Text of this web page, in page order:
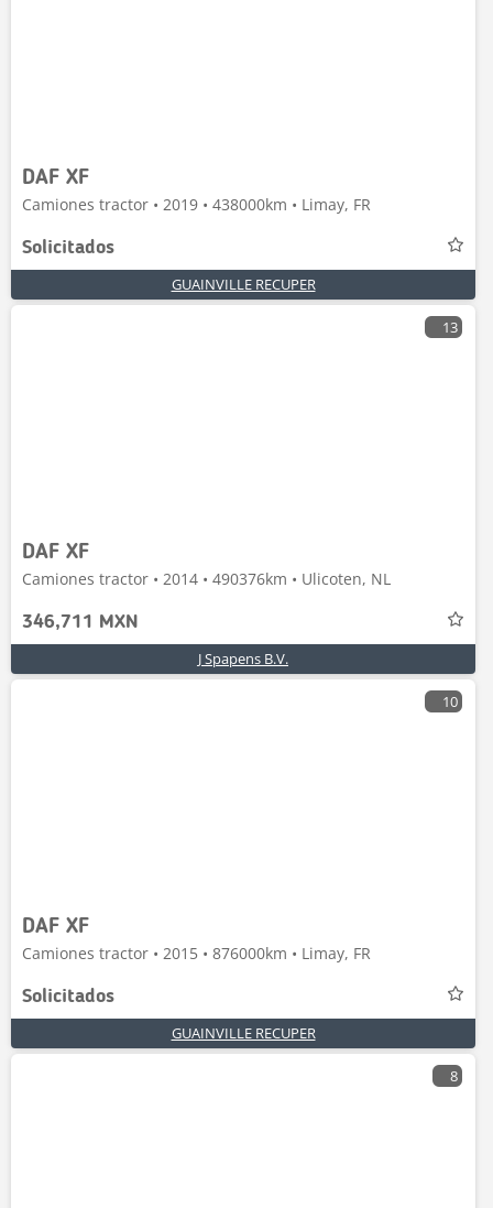
DAF XF
Camiones tractor • 2019 • 438000km • Limay, FR
Solicitados
GUAINVILLE RECUPER
13
DAF XF
Camiones tractor • 2014 • 490376km • Ulicoten, NL
346,711 MXN
J Spapens B.V.
10
DAF XF
Camiones tractor • 2015 • 876000km • Limay, FR
Solicitados
GUAINVILLE RECUPER
8